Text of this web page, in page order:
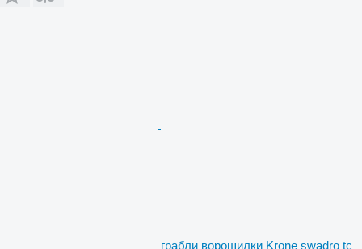
грабли ворошилки Krone swadro tc